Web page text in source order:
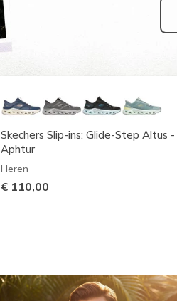
Skechers Slip-ins: Glide-Step Altus -
Aphtur
Heren
€ 110,00